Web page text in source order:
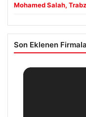
Mohamed Salah,
Son Eklenen